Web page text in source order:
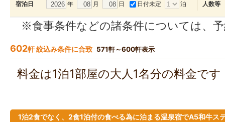
宿泊日 年 月 日 日付未定 泊 人数等
※食事条件などの諸条件については、
602軒 絞込み条件に合致 571軒～600軒表示
料金は1泊1部屋の大人1名分の料金で
1泊2食でなく、2食1泊付の食べる為に泊まる温泉宿でA5和牛ス